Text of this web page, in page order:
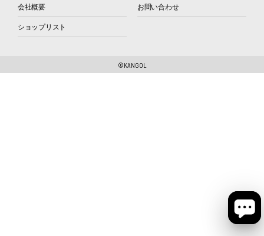
会社概要 お問い合わせ
ショップリスト
©KANGOL